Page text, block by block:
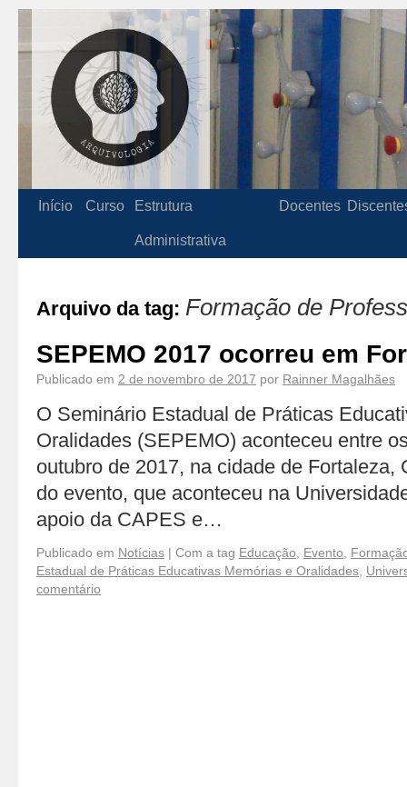
Início Curso Estrutura
Administrativa
Docentes
Arquivo da tag: Formação de
SEPEMO 2017 ocorreu em
Publicado em 2 de novembro de 2017 por Rainner Magalhães
O Seminário Estadual de Práticas
Oralidades (SEPEMO) aconteceu entre
outubro de 2017, na cidade de Fortaleza,
do evento, que aconteceu na
apoio da CAPES e…
Publicado em Notícias | Com a tag Educação Evento
Estadual de Práticas Educativas Memórias e Oralidades
comentário